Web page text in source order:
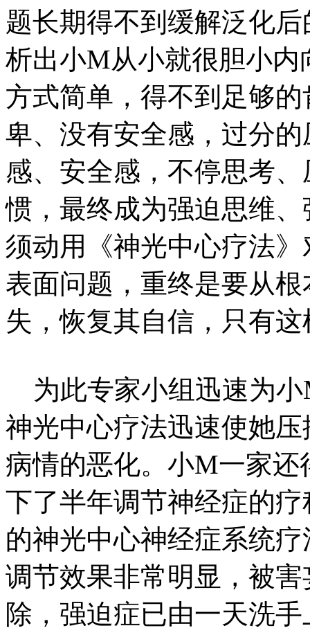
题长期得不到缓解泛化
析出小M从小就很胆小
方式简单，得不到足够
卑、没有安全感，过分
感、安全感，不停思考
惯，最终成为强迫思维
须动用《神光中心疗法
表面问题，重终是要从
失，恢复其自信，只有
为此专家小组迅速为小
神光中心疗法迅速使她
病情的恶化。小M一家
下了半年调节神经症的
的神光中心神经症系统
调节效果非常明显，被
除，强迫症已由一天洗